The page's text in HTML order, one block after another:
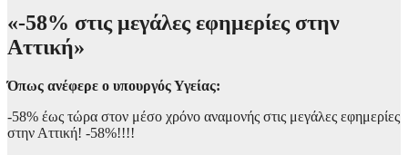
«-58% στις μεγάλες εφημερίες στην
Αττική»
Όπως ανέφερε ο υπουργός Υγείας:
-58% έως τώρα στον μέσο χρόνο αναμονής στις μεγάλες εφημερίες
στην Αττική! -58%!!!!